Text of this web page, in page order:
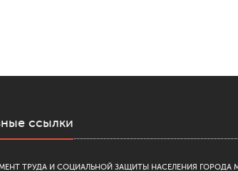
ссылки
ТРУДА И СОЦИАЛЬНОЙ ЗАЩИТЫ НАСЕЛЕНИЯ ГОРОДА